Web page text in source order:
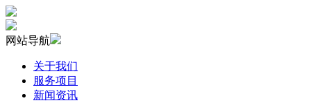
网站导航
关于我们
服务项目
新闻资讯